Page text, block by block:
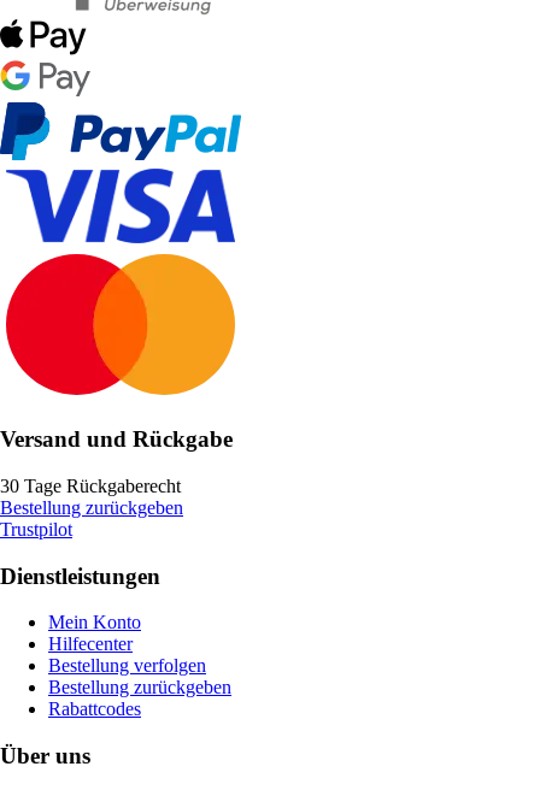
Versand und Rückgabe
30 Tage Rückgaberecht
Bestellung zurückgeben
Trustpilot
Dienstleistungen
Mein Konto
Hilfecenter
Bestellung verfolgen
Bestellung zurückgeben
Rabattcodes
Über uns